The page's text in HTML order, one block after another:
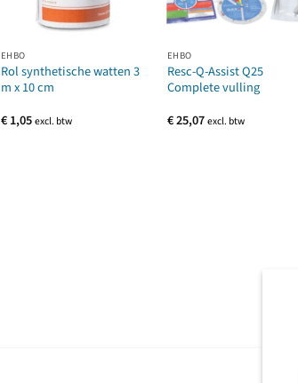
EHBO
Rol synthetische watten 3
m x 10 cm
€1,05excl. btw
EHBO
Resc-Q-Assist Q25
Complete vulling
€25,07 excl. btw